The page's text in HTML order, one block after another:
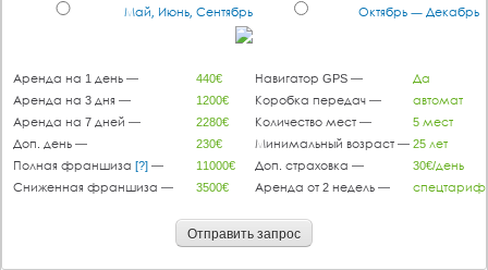
Май, Июнь, Сентябрь
Октябрь — Декабрь
Аренда на 1 день —
Аренда на 3 дня —
Аренда на 7 дней —
Доп. день —
Полная франшиза [?] —
Сниженная франшиза —
440€
1200€
2280€
230€
11000€
3500€
Навигатор GPS —
Коробка передач —
Количество мест —
Минимальный возраст —
Доп. страховка —
Аренда от 2 недель —
Да
автомат
5 мест
25 лет
30€/день
спецтариф
Отправить запрос